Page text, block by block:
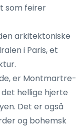
som feirer
arkitektoniske
i Paris, et
er Montmartre-
hellige hjerte
Det er også
og bohemsk